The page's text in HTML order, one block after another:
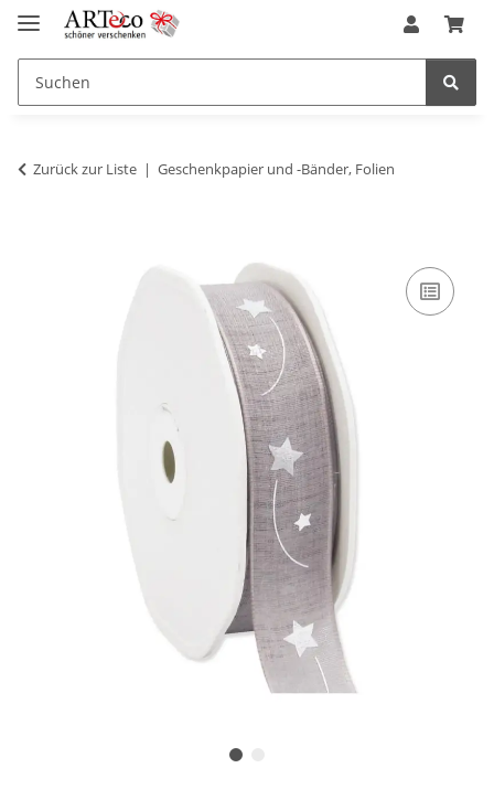
Zurück zur Liste Geschenkpapier und -Bänder, Folien